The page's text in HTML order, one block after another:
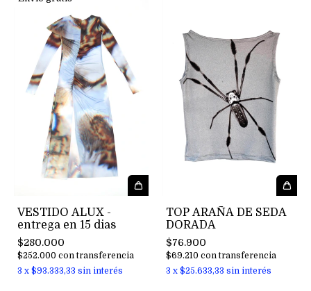
VESTIDO ALUX -
entrega en 15 dias
$280.000
$252.000 con transferencia
3 x $93.333,33 sin interés
TOP ARAÑA DE SEDA
DORADA
$76.900
$69.210 con transferencia
3 x $25.633,33 sin interés